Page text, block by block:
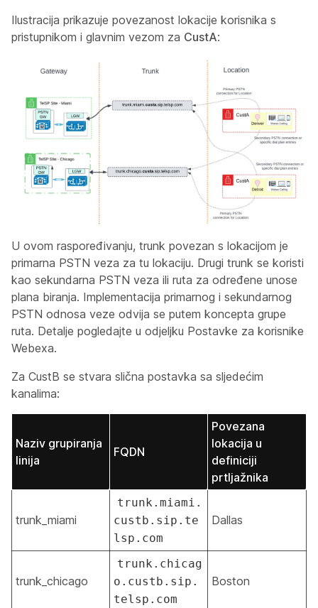
Ilustracija prikazuje povezanost lokacije korisnika s
pristupnikom i glavnim vezom za CustA:
U ovom raspoređivanju, trunk povezan s lokacijom je
primarna PSTN veza za tu lokaciju. Drugi trunk se koristi
kao sekundarna PSTN veza ili ruta za određene unose
plana biranja. Implementacija primarnog i sekundarnog
PSTN odnosa veze odvija se putem koncepta grupe
ruta. Detalje pogledajte u odjeljku Postavke za korisnike
Webexa.
Za CustB se stvara slična postavka sa sljedećim
kanalima:
Naziv grupiranja
linija
FQDN
Povezana
lokacija u
definiciji
prtljažnika
trunk_miami
trunk.miami.
custb.sip.te
lsp.com
Dallas
trunk_chicago
trunk.chicag
o.custb.sip.
telsp.com
Boston